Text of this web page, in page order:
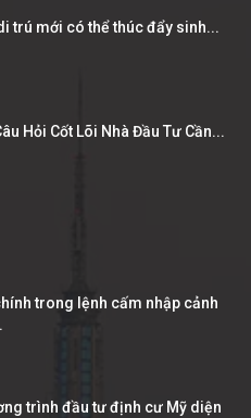
trú mới có thể thúc đẩy sinh...
Hỏi Cốt Lõi Nhà Đầu Tư Cần...
trong lệnh cấm nhập cảnh
trình đầu tư định cư Mỹ diện